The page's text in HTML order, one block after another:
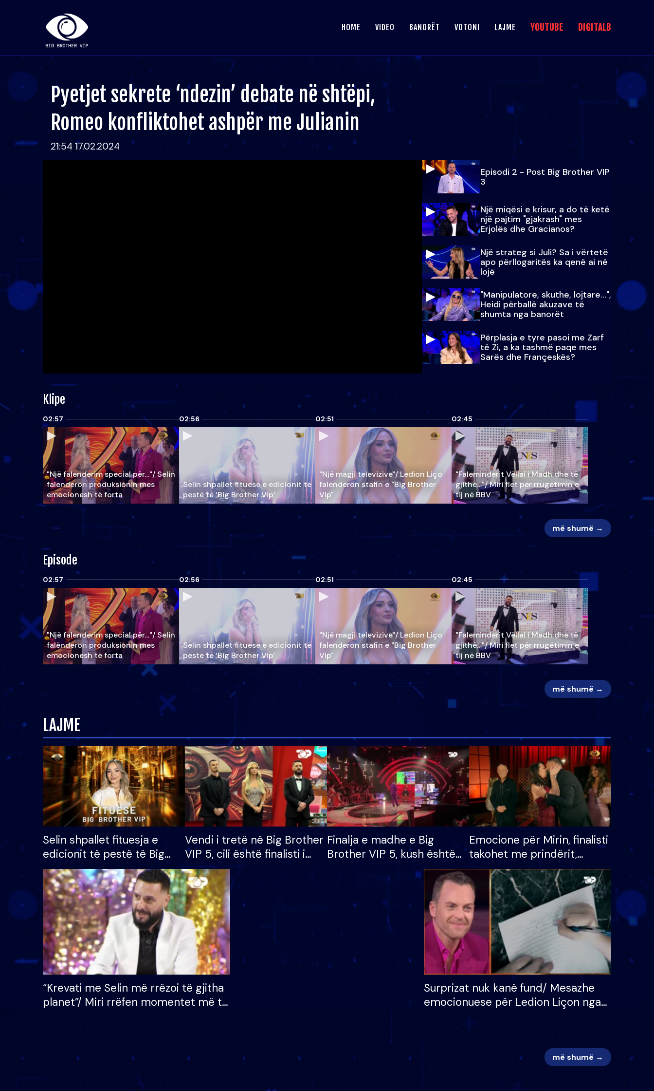
HOME VIDEO BANORËT VOTONI LAJME YOUTUBE DIGITALB
Pyetjet sekrete ‘ndezin’ debate në shtëpi,
Romeo konfliktohet ashpër me Julianin
21:54 17.02.2024
Episodi 2 - Post Big Brother VIP
3
Një miqësi e krisur, a do të ketë
një pajtim "gjakrash" mes
Erjolës dhe Gracianos?
Një strateg si Juli? Sa i vërtetë
apo përllogaritës ka qenë ai në
lojë
"Manipulatore, skuthe, lojtare...",
Heidi përballë akuzave të
shumta nga banorët
Përplasja e tyre pasoi me Zarf
të Zi, a ka tashmë paqe mes
Sarës dhe Françeskës?
Klipe
02:57
"Një falenderim special për…"/ Selin
falënderon produksionin mes
emocionesh të forta
02:56
Selin shpallet fituese e edicionit të
pestë të ‘Big Brother Vip’
02:51
"Një magji televizive"/ Ledion Liço
falenderon stafin e "Big Brother
Vip"
02:45
"Faleminderit Vëllai i Madh dhe të
gjithë…"/ Miri flet për rrugëtimin e
tij në BBV
më shumë →
Episode
02:57
"Një falenderim special për…"/ Selin
falënderon produksionin mes
emocionesh të forta
02:56
Selin shpallet fituese e edicionit të
pestë të ‘Big Brother Vip’
02:51
"Një magji televizive"/ Ledion Liço
falenderon stafin e "Big Brother
Vip"
02:45
"Faleminderit Vëllai i Madh dhe të
gjithë…"/ Miri flet për rrugëtimin e
tij në BBV
më shumë →
LAJME
Selin shpallet fituesja e
edicionit të pestë të Big
Brother VIP, rrëmben
çmimin e madh prej 100
mijë eurosh
Vendi i tretë në Big Brother
VIP 5, cili është finalisti i
radhës që lë shtëpinë
Finalja e madhe e Big
Brother VIP 5, kush është
banori i parë që lë shtëpinë
dhe humb mundësinë për
të fituar çmimin e madh
Emocione për Mirin, finalisti
takohet me prindërit,
vajzën dhe bashkëshorten:
S’kemi ndonjë letër divorci
apo jo?
“Krevati me Selin më rrëzoi të gjitha
planet”/ Miri rrëfen momentet më të
mungojë zilja e mëngjesit kur…
Surprizat nuk kanë fund/ Mesazhe
emocionuese për Ledion Liçon nga
më shumë →